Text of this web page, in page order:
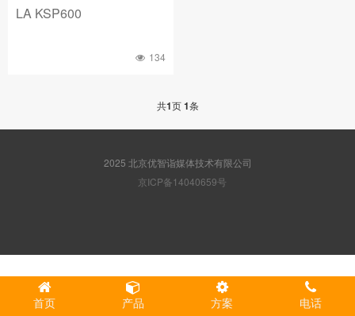
LA KSP600
134
共1页1条
2025 北京优智诣媒体技术有限公司
京ICP备14040659号
首页 产品 方案 电话